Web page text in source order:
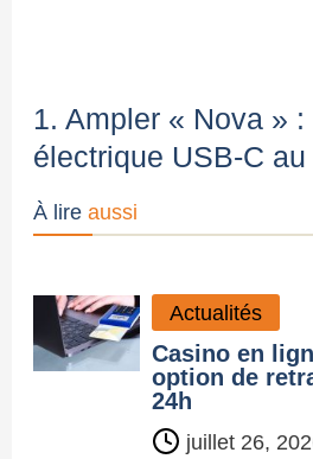
1. Ampler « Nova »
électrique USB-C
À lireaussi
Actualités
Casino en
option de
24h
juillet 26,